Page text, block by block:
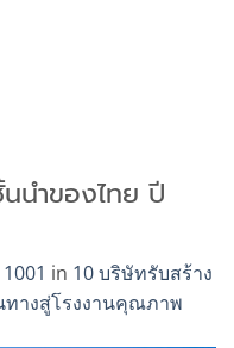
นำของไทย ปี
in 10 บริษัทรับสร้าง
ทางสู่โรงงานคุณภาพ